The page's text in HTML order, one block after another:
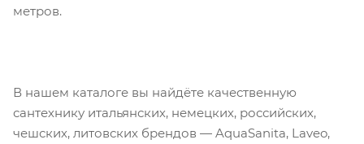
метров.
В нашем каталоге вы найдёте качественную
сантехнику итальянских, немецких, российских,
чешских, литовских брендов — AquaSanita, Laveo,